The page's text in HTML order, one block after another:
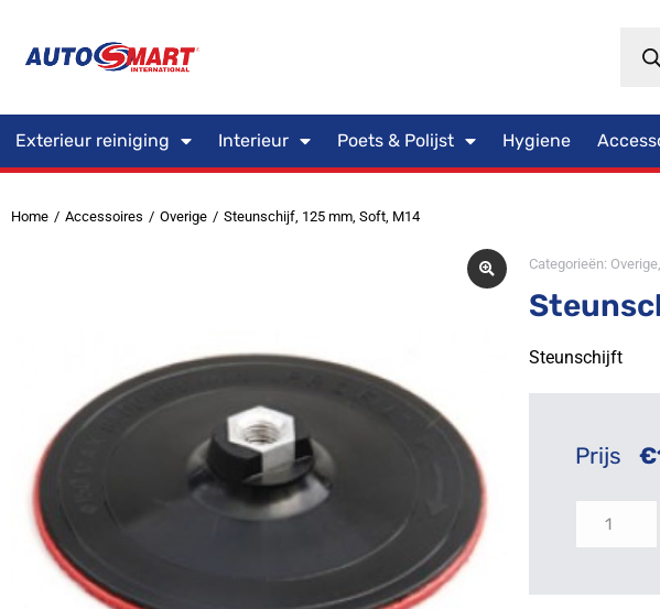
Exterieur reiniging Interieur Poets & Polijst Hygiene
Je bent hier:
Home Accessoires Overige Steunschijf, 125 mm, Soft, M14
Categorieën: Overige,
Steunschijft
Prijs €